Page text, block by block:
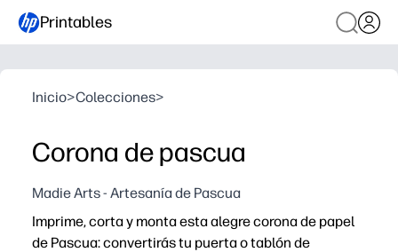
Printables
Inicio>Colecciones>
Corona de pascua
Madie Arts - Artesanía de Pascua
Imprime, corta y monta esta alegre corona de papel
de Pascua: convertirás tu puerta o tablón de